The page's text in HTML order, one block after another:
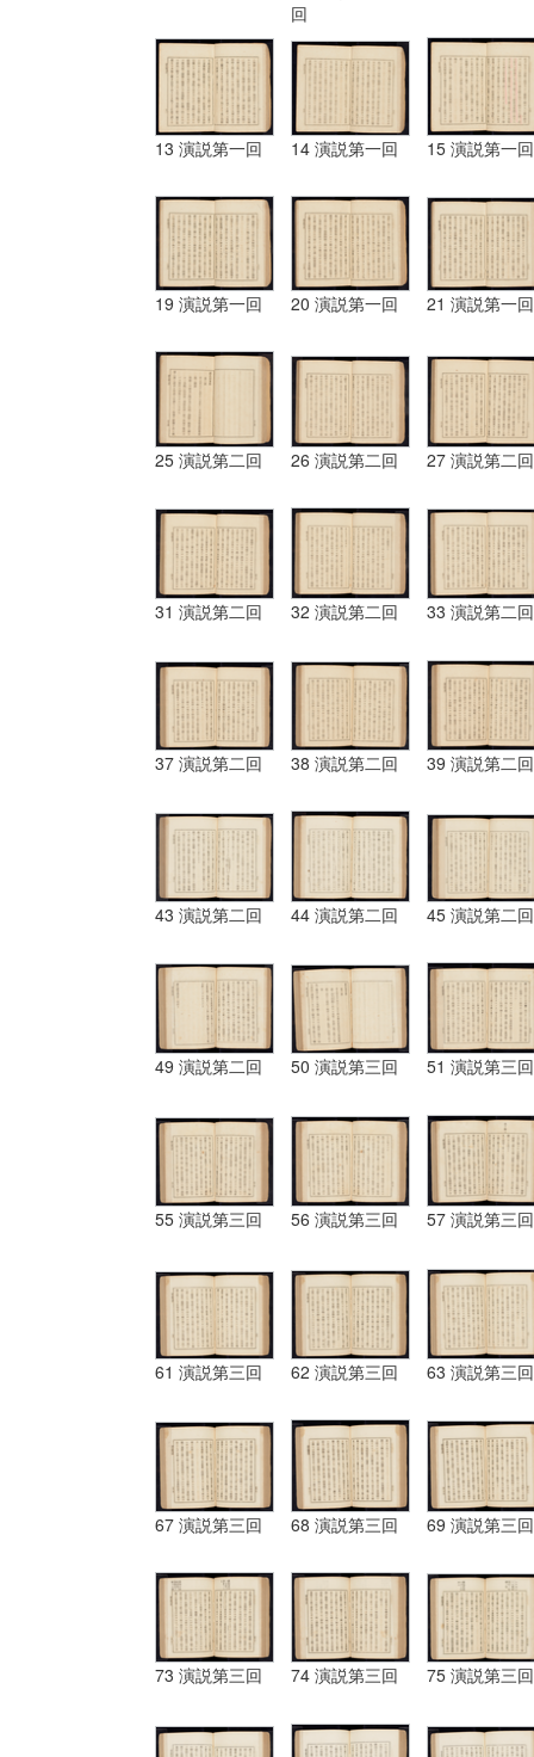
回
13 演説第一回 14 演説第一回 15 演説第一回
19 演説第一回 20 演説第一回 21 演説第一回
25 演説第二回 26 演説第二回 27 演説第二回
31 演説第二回 32 演説第二回 33 演説第二回
37 演説第二回 38 演説第二回 39 演説第二回
43 演説第二回 44 演説第二回 45 演説第二回
49 演説第二回 50 演説第三回 51 演説第三回
55 演説第三回 56 演説第三回 57 演説第三回
61 演説第三回 62 演説第三回 63 演説第三回
67 演説第三回 68 演説第三回 69 演説第三回
73 演説第三回 74 演説第三回 75 演説第三回